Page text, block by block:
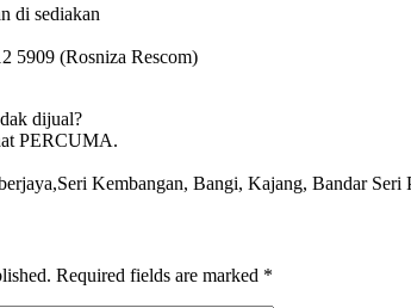
di sediakan
5909 (Rosniza Rescom)
dijual?
PERCUMA.
Kembangan, Bangi, Kajang, Bandar
Required fields are marked *